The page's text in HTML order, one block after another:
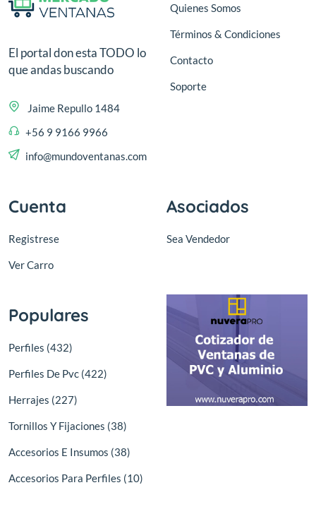
El portal don esta TODO lo
que andas buscando
Jaime Repullo 1484
+56 9 9166 9966
info@mundoventanas.com
Quienes Somos
Términos & Condiciones
Contacto
Soporte
Cuenta
Registrese
Ver Carro
Asociados
Sea Vendedor
Populares
Perfiles (432)
Perfiles De Pvc (422)
Herrajes (227)
Tornillos Y Fijaciones (38)
Accesorios E Insumos (38)
Accesorios Para Perfiles (10)